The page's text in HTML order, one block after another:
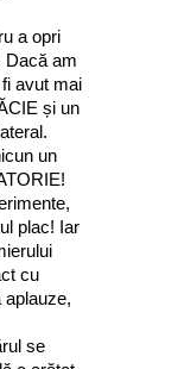
a opri
Dacă am
avut mai
și un
un
plac! Iar
cu
aplauze,
se